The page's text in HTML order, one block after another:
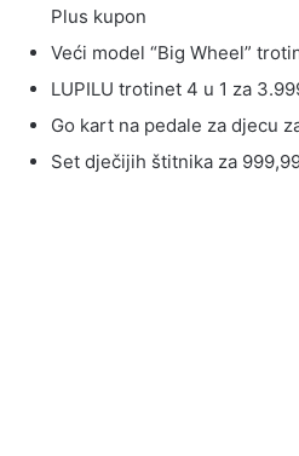
Plus kupon
Veći model “Big Wheel”
LUPILU trotinet 4 u 1 za
Go kart na pedale za djecu
Set dječijih štitnika za